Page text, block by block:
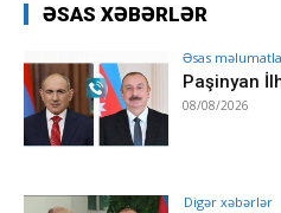
ƏSAS XƏBƏRLƏR
Əsas
Paşinyan
08/08/2026
Digər xəbərlər